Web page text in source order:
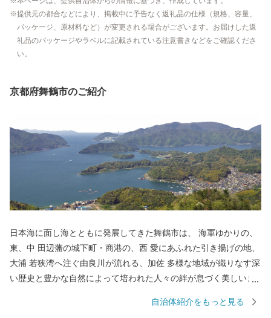
提供元の都合などにより、掲載中に予告なく返礼品の仕様（規格、容量、
パッケージ、原材料など）が変更される場合がございます。お届けした返
礼品のパッケージやラベルに記載されている注意書きなどをご確認くださ
い。
京都府舞鶴市のご紹介
日本海に面し海とともに発展してきた舞鶴市は、 海軍ゆかりの、
東、中 田辺藩の城下町・商港の、西 愛にあふれた引き揚げの地、
大浦 若狭湾へ注ぐ由良川が流れる、加佐 多様な地域が織りなす深
い歴史と豊かな自然によって培われた人々の絆が息づく美しいま
れた資料を通じた引揚の史実の継承や、日本遺産に登録された日
自治体紹介をもっと見る